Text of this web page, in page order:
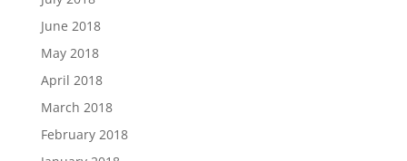
June 2018
May 2018
April 2018
March 2018
February 2018